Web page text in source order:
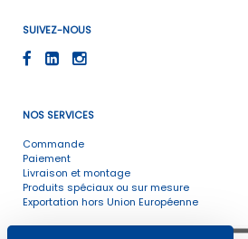
SUIVEZ-NOUS
NOS SERVICES
Commande
Paiement
Livraison et montage
Produits spéciaux ou sur mesure
Exportation hors Union Européenne